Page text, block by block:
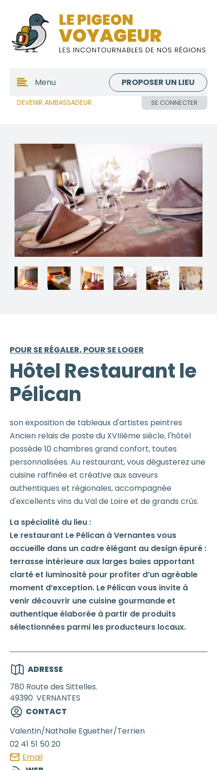
DEVENIR AMBASSADEUR SE CONNECTER
Menu PROPOSER UN LIEU
POUR SE RÉGALER, POUR SE LOGER
Hôtel Restaurant le
Pélican
son exposition de tableaux d'artistes peintres
Ancien relais de poste du XVIIIème siècle, l'hôtel
possède 10 chambres grand confort, toutes
personnalisées. Au restaurant, vous dégusterez une
cuisine raffinée et créative aux saveurs
authentiques et régionales, accompagnée
d'excellents vins du Val de Loire et de grands crûs.
La spécialité du lieu :
Le restaurant Le Pélican à Vernantes vous
accueille dans un cadre élégant au design épuré :
terrasse intérieure aux larges baies apportant
clarté et luminosité pour profiter d’un agréable
moment d’exception. Le Pélican vous invite à
venir découvrir une cuisine gourmande et
authentique élaborée à partir de produits
sélectionnées parmi les producteurs locaux.
ADRESSE
780 Route des Sittelles.
49390 VERNANTES
CONTACT
Valentin/Nathalie Eguether/Terrien
02 41 51 50 20
Email